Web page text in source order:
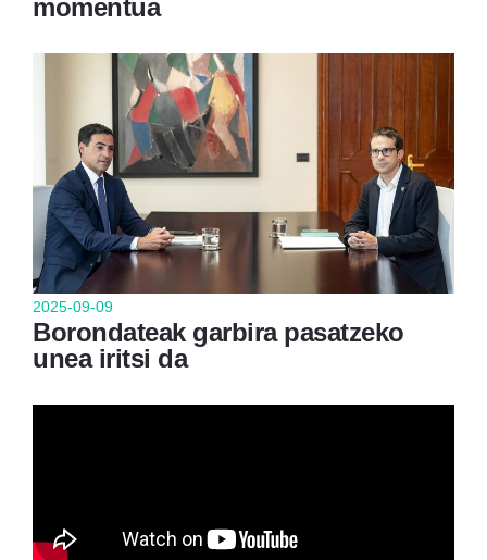
momentua
2025-09-09
Borondateak garbira pasatzeko
unea iritsi da